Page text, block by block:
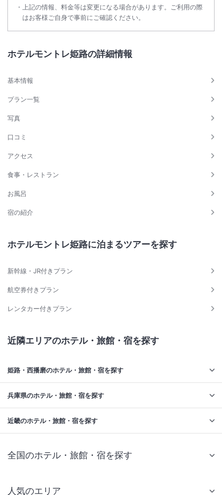
上記の情報、料金等は変更になる場合があります。ご利用の際
はお客様ご自身で事前にご確認ください。
ホテルモントレ姫路の詳細情報
基本情報
プラン一覧
写真
口コミ
アクセス
食事・レストラン
お風呂
宿の紹介
ホテルモントレ姫路に泊まるツアーを探す
新幹線・JR付きプラン
航空券付きプラン
レンタカー付きプラン
近隣エリアのホテル・旅館・宿を探す
姫路・西播磨のホテル・旅館・宿を探す
兵庫県のホテル・旅館・宿を探す
近畿のホテル・旅館・宿を探す
全国のホテル・旅館・宿を探す
人気のエリア